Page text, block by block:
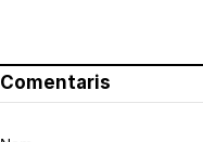
Comentaris